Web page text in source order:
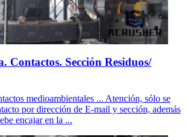
Contactos. Sección Residuos/
medioambientales ... Atención, sólo se
por dirección de E-mail y sección, además
encajar en la ...